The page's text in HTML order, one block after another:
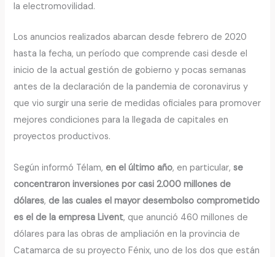
la electromovilidad.
Los anuncios realizados abarcan desde febrero de 2020
hasta la fecha, un período que comprende casi desde el
inicio de la actual gestión de gobierno y pocas semanas
antes de la declaración de la pandemia de coronavirus y
que vio surgir una serie de medidas oficiales para promover
mejores condiciones para la llegada de capitales en
proyectos productivos.
Según informó Télam,en el último año, en particular, se
concentraron inversiones por casi 2.000 millones de
dólares,de las cuales el mayor desembolso comprometido
es el de la empresa Livent, que anunció 460 millones de
dólares para las obras de ampliación en la provincia de
Catamarca de su proyecto Fénix, uno de los dos que están